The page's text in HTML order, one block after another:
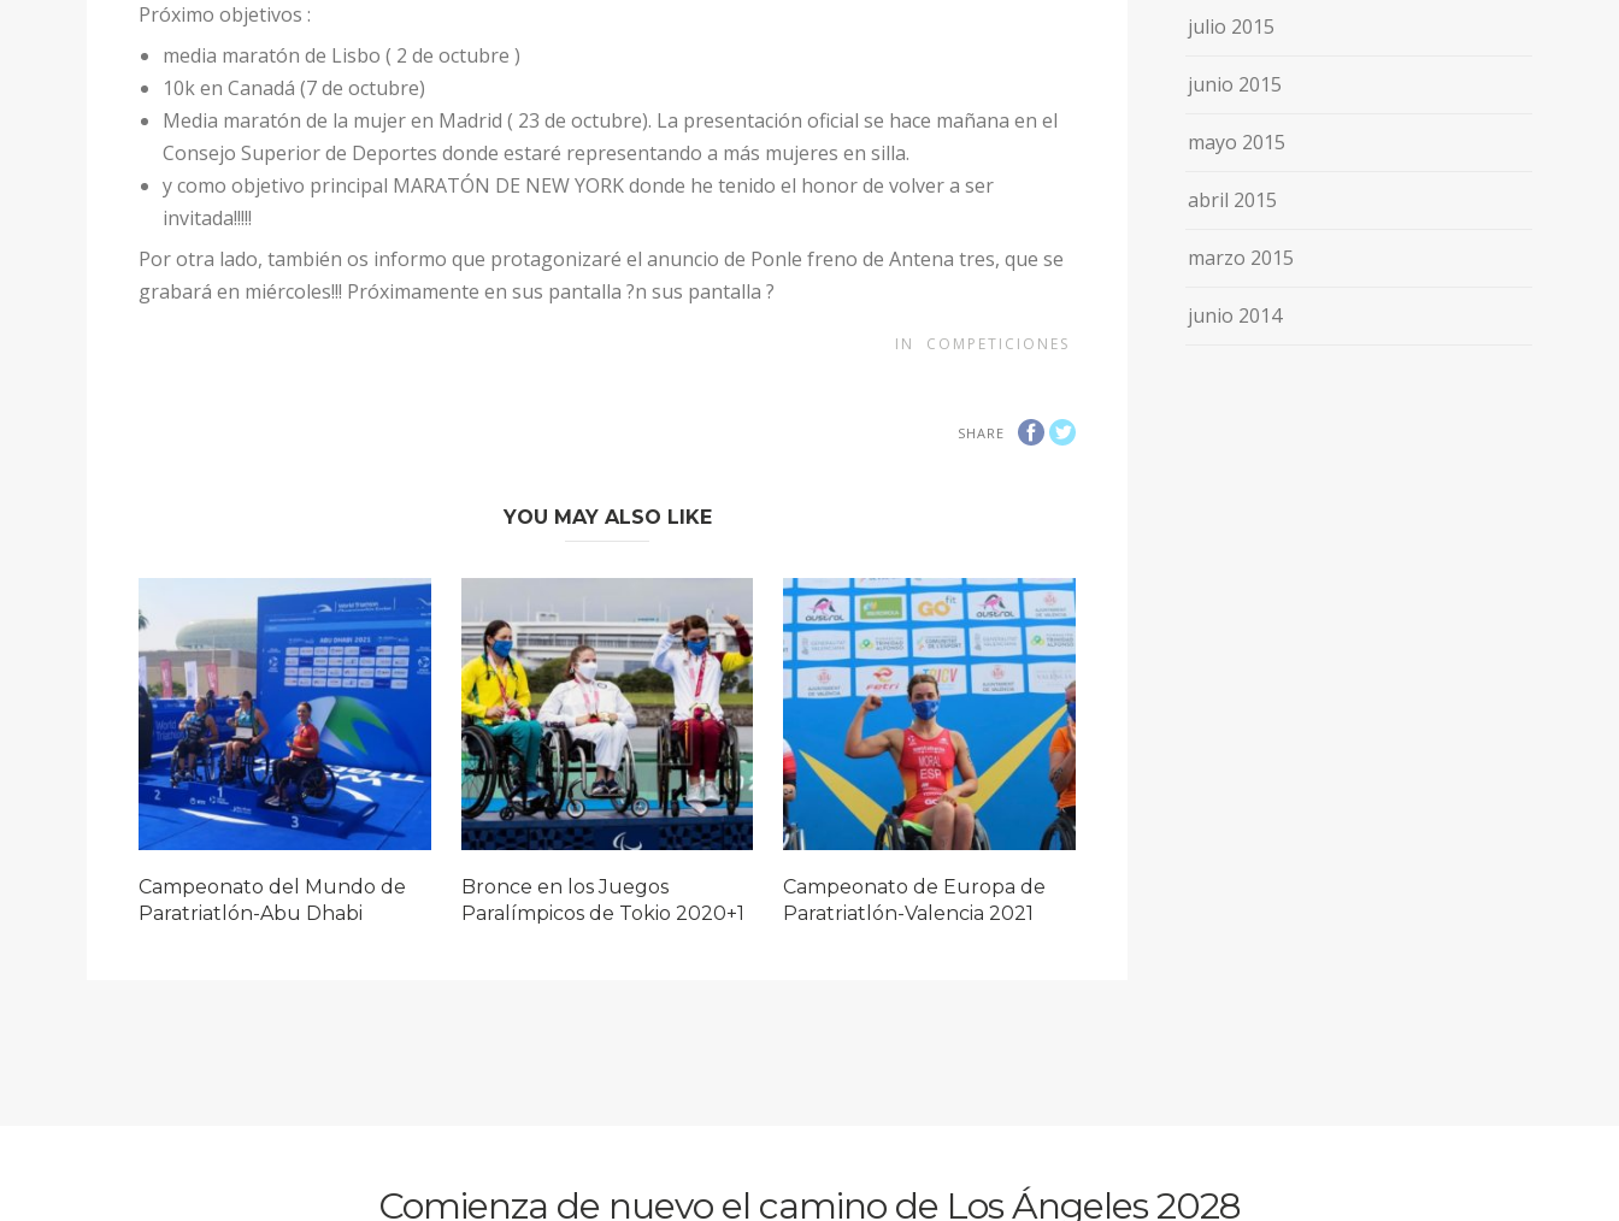
Próximo objetivos :
media maratón de Lisbo ( 2 de octubre )
10k en Canadá (7 de octubre)
Media maratón de la mujer en Madrid ( 23 de octubre). La presentación oficial se hace mañana en el
Consejo Superior de Deportes donde estaré representando a más mujeres en silla.
y como objetivo principal MARATÓN DE NEW YORK donde he tenido el honor de volver a ser
invitada!!!!!
Por otra lado, también os informo que protagonizaré el anuncio de Ponle freno de Antena tres, que se
grabará en miércoles!!! Próximamente en sus pantalla ?n sus pantalla ?
IN COMPETICIONES
SHARE
YOU MAY ALSO LIKE
Campeonato del Mundo de
Paratriatlón-Abu Dhabi
Bronce en los Juegos
Paralímpicos de Tokio 2020+1
Campeonato de Europa de
Paratriatlón-Valencia 2021
julio 2015
junio 2015
mayo 2015
abril 2015
marzo 2015
junio 2014
Comienza de nuevo el camino de Los Ángeles 2028